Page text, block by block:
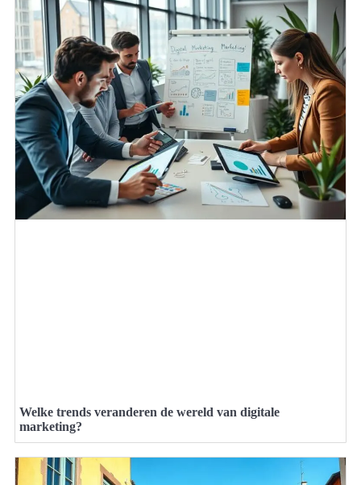
Welke trends veranderen de wereld van digitale
marketing?